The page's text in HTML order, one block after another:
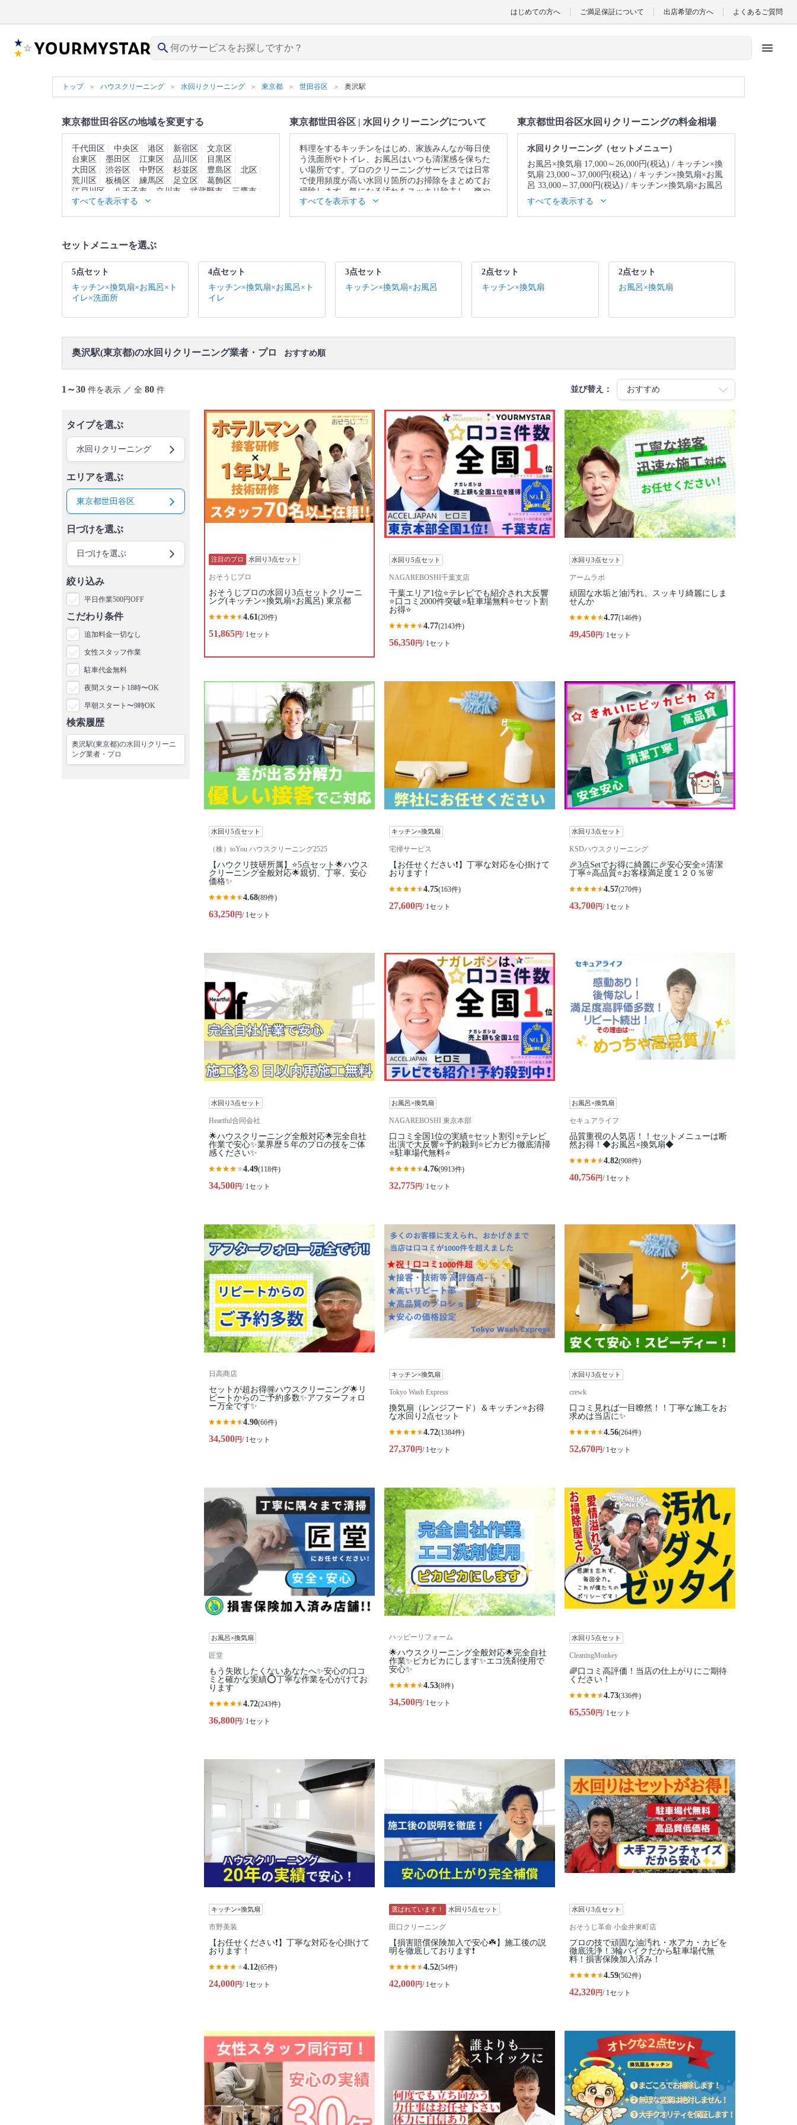
はじめての方へ ご満足保証について 出店希望の方へ よくあるご質問
search menu
トップ ハウスクリーニング 水回りクリーニング 東京都 世田谷区 奥沢駅
東京都世田谷区の地域を変更する
千代田区 中央区 港区 新宿区
文京区
台東区
墨田区 江東区 品川区
目黒区
大田区
渋谷区 中野区 杉並区 豊島区
北区
荒川区
板橋区 練馬区 足立区
葛飾区
江戸川区
八王子市 立川市 武蔵野市
三鷹市
青梅市
府中市 昭島市
羽村市
あきる野市 西東京市
御蔵島村
小笠原村
すべてを表示する
東京都世田谷区 | 水回りクリーニングについて
料理をするキッチンをはじめ、家族みんなが毎日使
う洗面所やトイレ、お風呂はいつも清潔感を保ちた
い場所です。プロのクリーニングサービスでは日常
で使用頻度が高い水回り箇所のお掃除をまとめてお
掃除します。気になる汚れをスッキリ除去し、爽や
かな空間を取り戻しませんか。
▼表示価格に含まれる水回りクリーニングの作業範
3点セット：キッチン / 換気扇 / お風呂 2点セット：
キッチン / 換気扇 ※それぞれの「共通の作業範囲」
になります。
すべてを表示する
東京都世田谷区水回りクリーニングの料金相場
水回りクリーニング（セットメニュー）
お風呂×換気扇 17,000～26,000円(税込)
キッチン×換
気扇 23,000～37,000円(税込)
キッチン×換気扇×お風
呂 33,000～37,000円(税込)
キッチン×換気扇×お風呂
×トイレ 39,000～43,000円(税込)
お風呂×トイレ×洗面所 43,000～47,000円(税込)
すべてを表示する
セットメニューを選ぶ
5点セット
キッチン×換気扇×お風呂×ト
イレ×洗面所
4点セット
キッチン×換気扇×お風呂×ト
イレ
3点セット
キッチン×換気扇×お風呂
2点セット
キッチン×換気扇
2点セット
お風呂×換気扇
奥沢駅(東京都)の水回りクリーニング業者・プロ おすすめ順
1～30 件を表示 ／ 全 80 件 並び替え：
タイプを選ぶ
水回りクリーニング
エリアを選ぶ
東京都世田谷区
日づけを選ぶ
日づけを選ぶ
絞り込み
平日作業500円OFF
こだわり条件
追加料金一切なし
女性スタッフ作業
駐車代金無料
夜間スタート18時〜OK
早朝スタート〜9時OK
検索履歴
奥沢駅(東京都)の水回りクリーニ
ング業者・プロ
注目のプロ 水回り3点セット
おそうじプロ
おそうじプロの水回り3点セットクリーニ
ング(キッチン×換気扇×お風呂) 東京都
4.61(20件)
51,865円/ 1セット
水回り5点セット
NAGAREBOSHI千葉支店
千葉エリア1位⭐テレビでも紹介され大反響
⭐️口コミ2000件突破⭐️駐車場無料⭐セット割
お得⭐
4.77(2143件)
56,350円/ 1セット
水回り3点セット
アームラボ
頑固な水垢と油汚れ、スッキリ綺麗にしま
せんか
4.77(146件)
49,450円/ 1セット
水回り5点セット
（株）toYou ハウスクリーニング2525
【ハウクリ技研所属】⭐️5点セット🌟ハウス
クリーニング全般対応🌟親切、丁寧、安心
価格✨
4.68(89件)
63,250円/ 1セット
キッチン×換気扇
宅掃サービス
【お任せください❗️】丁寧な対応を心掛けて
おります！
4.75(163件)
27,600円/ 1セット
水回り3点セット
KSDハウスクリーニング
🎉3点Setでお得に綺麗に🎉安心安全⭐清潔
丁寧⭐高品質⭐お客様満足度１２０％🌸
4.57(270件)
43,700円/ 1セット
水回り3点セット
Heartful合同会社
🌟ハウスクリーニング全般対応🌟完全自社
作業で安心✨業界歴５年のプロの技をご体
感ください✨
4.49(118件)
34,500円/ 1セット
お風呂×換気扇
NAGAREBOSHI 東京本部
口コミ全国1位の実績⭐セット割引⭐テレビ
出演で大反響⭐予約殺到⭐ピカピカ徹底清掃
⭐駐車場代無料⭐
4.76(9913件)
32,775円/ 1セット
お風呂×換気扇
セキュアライフ
品質重視の人気店！！セットメニューは断
然お得！◆お風呂×換気扇◆
4.82(908件)
40,756円/ 1セット
日高商店
セットが超お得🉐ハウスクリーニング🌟リ
ピートからのご予約多数✨アフターフォロ
ー万全です✨
4.90(66件)
34,500円/ 1セット
キッチン×換気扇
Tokyo Wash Express
換気扇（レンジフード）＆キッチン⭐️お得
な水回り2点セット
4.72(1384件)
27,370円/ 1セット
水回り3点セット
crewk
口コミ見れば一目瞭然！！丁寧な施工をお
求めは当店に✨
4.56(264件)
52,670円/ 1セット
お風呂×換気扇
匠堂
もう失敗したくないあなたへ✨安心の口コ
ミと確かな実績⭕丁寧な作業を心がけてお
ります
4.72(243件)
36,800円/ 1セット
ハッピーリフォーム
🌟ハウスクリーニング全般対応🌟完全自社
作業✨️ピカピカにします✨️エコ洗剤使用で
安心✨
4.53(8件)
34,500円/ 1セット
水回り5点セット
CleaningMonkey
🌈口コミ高評価！当店の仕上がりにご期待
ください！
4.73(336件)
65,550円/ 1セット
キッチン×換気扇
市野美装
【お任せください❗️】丁寧な対応を心掛けて
おります！
4.12(65件)
24,000円/ 1セット
選ばれています！ 水回り5点セット
田口クリーニング
【損害賠償保険加入で安心☘️】施工後の説
明を徹底しております❗️
4.52(54件)
42,000円/ 1セット
水回り3点セット
おそうじ革命 小金井東町店
プロの技で頑固な油汚れ・水アカ・カビを
徹底洗浄！3輪バイクだから駐車場代無
料！損害保険加入済み！
4.59(562件)
42,320円/ 1セット